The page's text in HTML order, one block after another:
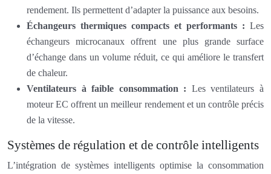
rendement. Ils permettent d’adapter la puissance aux besoins.
Échangeurs thermiques compacts et performants : Les
échangeurs microcanaux offrent une plus grande surface
d’échange dans un volume réduit, ce qui améliore le transfert
de chaleur.
Ventilateurs à faible consommation : Les ventilateurs à
moteur EC offrent un meilleur rendement et un contrôle précis
de la vitesse.
Systèmes de régulation et de contrôle intelligents
L’intégration de systèmes intelligents optimise la consommation